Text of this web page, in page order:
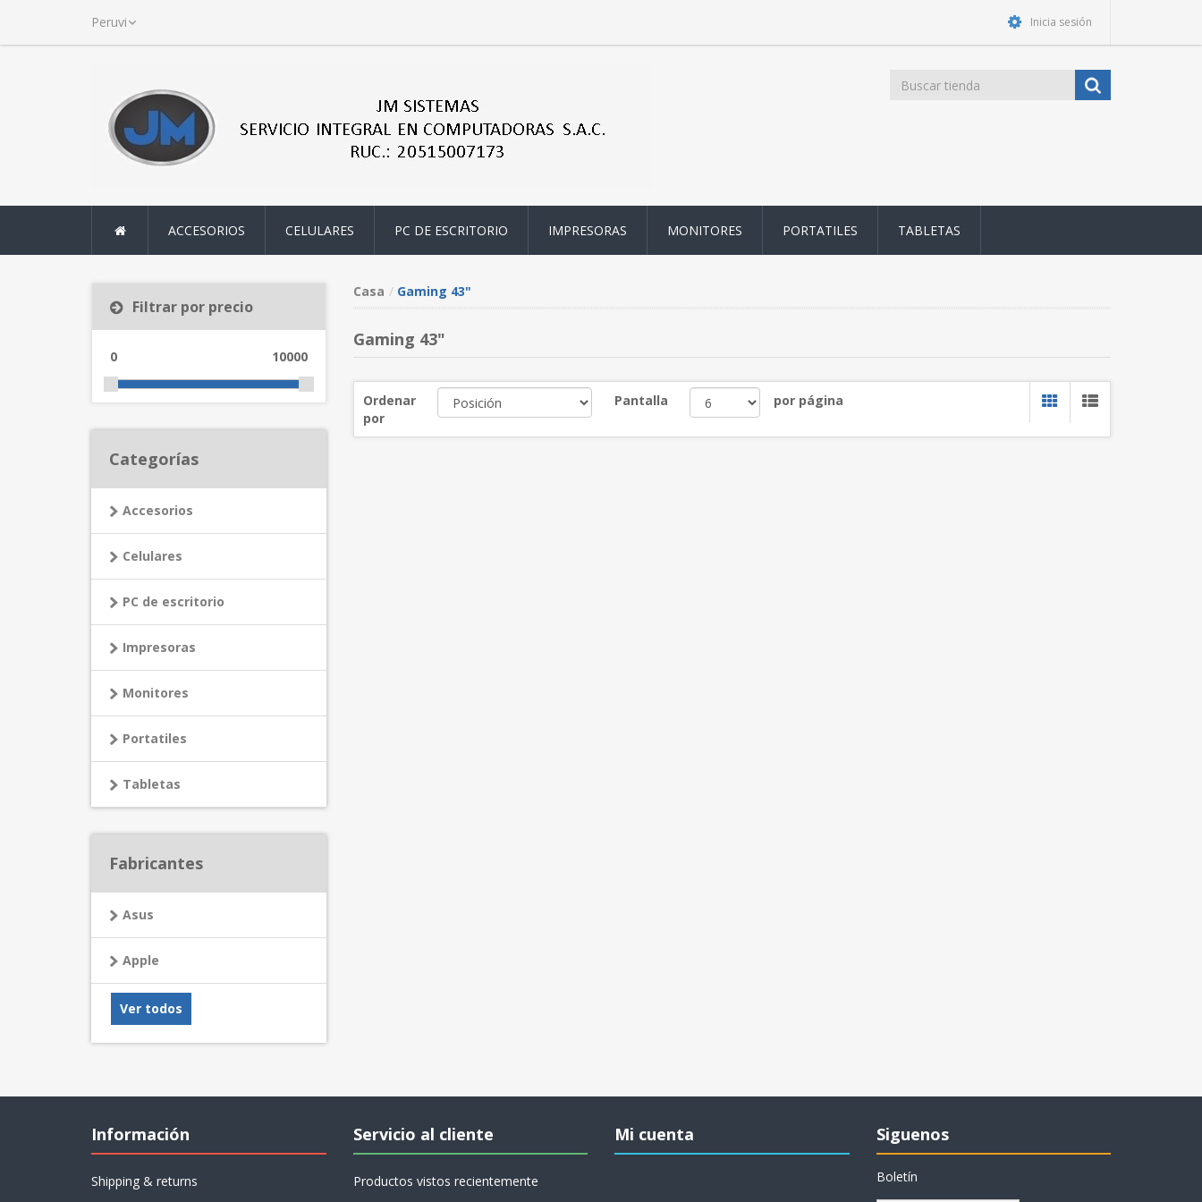
Inicia sesión
ACCESORIOS CELULARES PC DE ESCRITORIO IMPRESORAS MONITORES PORTATILES TABLETAS
Casa Gaming 43"
Gaming 43"
Ordenar
por
Pantalla por página
Filtrar por precio
0 10000
Categorías
Accesorios
Celulares
PC de escritorio
Impresoras
Monitores
Portatiles
Tabletas
Fabricantes
Asus
Apple
Ver todos
Información
Shipping & returns
Servicio al cliente
Productos vistos recientemente
Mi cuenta Siguenos
Boletín